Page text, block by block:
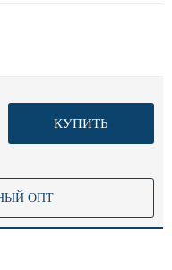
КУПИТЬ
ОПТ